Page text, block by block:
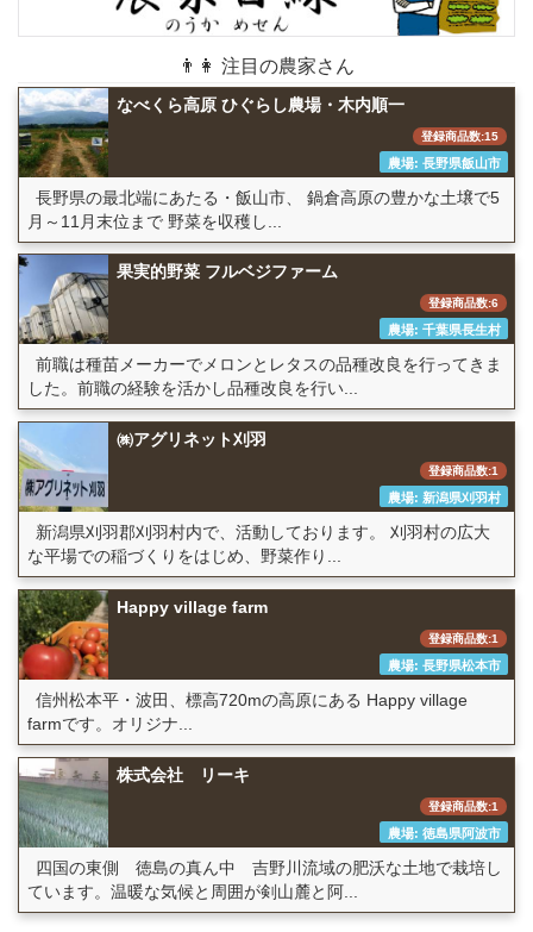
👨👩 注目の農家さん
なべくら高原 ひぐらし農場・木内順一
登録商品数:15
農場: 長野県飯山市
長野県の最北端にあたる・飯山市、 鍋倉高原の豊かな土壌で5
月～11月末位まで 野菜を収穫し...
果実的野菜 フルベジファーム
登録商品数:6
農場: 千葉県長生村
前職は種苗メーカーでメロンとレタスの品種改良を行ってきま
した。前職の経験を活かし品種改良を行い...
㈱アグリネット刈羽
登録商品数:1
農場: 新潟県刈羽村
新潟県刈羽郡刈羽村内で、活動しております。 刈羽村の広大
な平場での稲づくりをはじめ、野菜作り...
Happy village farm
登録商品数:1
農場: 長野県松本市
信州松本平・波田、標高720mの高原にある Happy village
farmです。オリジナ...
株式会社 リーキ
登録商品数:1
農場: 徳島県阿波市
四国の東側 徳島の真ん中 吉野川流域の肥沃な土地で栽培し
ています。温暖な気候と周囲が剣山麓と阿...